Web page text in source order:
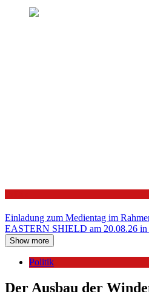
Einladung zum Medientag im
EASTERN SHIELD am 20.08.26 in
Show more
Politik
Der Ausbau der